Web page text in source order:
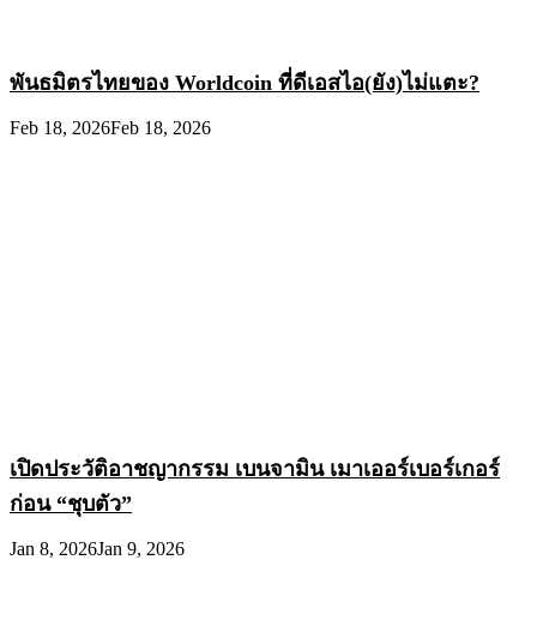
พันธมิตรไทยของ Worldcoin ที่ดีเอสไอ(ยัง)ไม่แตะ?
Feb 18, 2026Feb 18, 2026
เปิดประวัติอาชญากรรม เบนจามิน เมาเออร์เบอร์เกอร์
ก่อน “ชุบตัว”
Jan 8, 2026Jan 9, 2026